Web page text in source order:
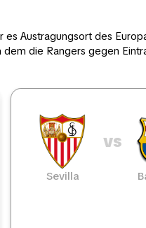
Austragungsort des
die Rangers gegen
Sevilla
vs